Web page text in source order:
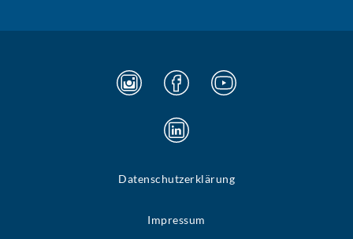
Datenschutzerklärung
Impressum